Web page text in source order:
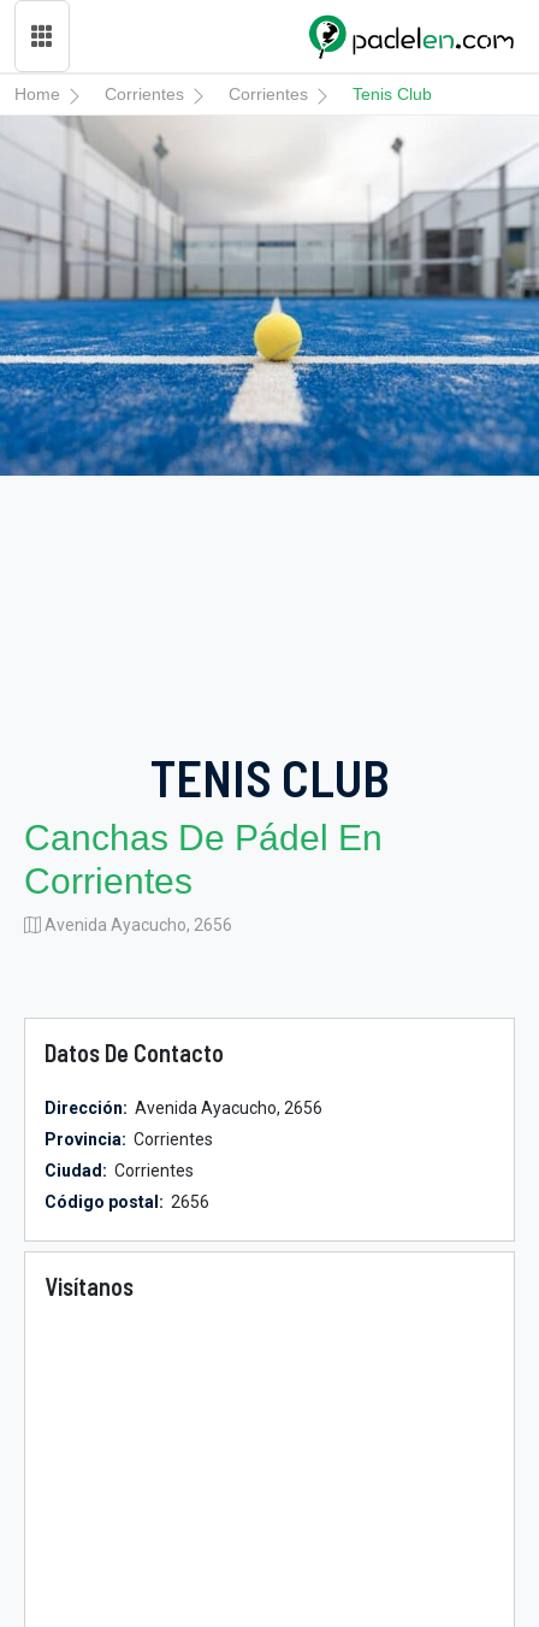
Home Corrientes Corrientes Tenis Club
TENIS CLUB
Canchas De Pádel En
Corrientes
Avenida Ayacucho, 2656
Datos De Contacto
Dirección: Avenida Ayacucho, 2656
Provincia: Corrientes
Ciudad: Corrientes
Código postal: 2656
Visítanos